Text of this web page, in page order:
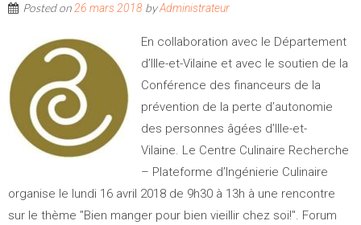
Posted on26 mars 2018 byAdministrateur
En collaboration avec le Département
d’Ille-et-Vilaine et avec le soutien de la
Conférence des financeurs de la
prévention de la perte d’autonomie
des personnes âgées d’Ille-et-
Vilaine. Le Centre Culinaire Recherche
– Plateforme d’Ingénierie Culinaire
organise le lundi 16 avril 2018 de 9h30 à 13h à une rencontre
sur le thème "Bien manger pour bien vieillir chez soi!". Forum